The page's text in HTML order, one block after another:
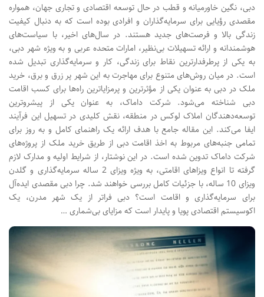
دبی، نگین خاورمیانه و قطب در حال توسعه اقتصادی و تجاری جهان، همواره
مقصدی رؤیایی برای سرمایه‌گذاران و افرادی بوده است که به دنبال کیفیت
زندگی بالا و فرصت‌های جدید هستند. در سال‌های اخیر، با سیاست‌های
هوشمندانه و ارائه تسهیلات بی‌نظیر، امارات متحده عربی و به ویژه شهر دبی،
به یکی از پرطرفدارترین نقاط برای زندگی، کار و سرمایه‌گذاری تبدیل شده
است. در میان روش‌های متنوع برای مهاجرت به این شهر پر زرق و برق، خرید
ملک در دبی به عنوان یکی از مؤثرترین و پرمزایاترین راه‌ها برای کسب اقامت
دبی شناخته می‌شود. شرکت داماک، به عنوان یکی از پیشروترین
توسعه‌دهندگان املاک لوکس در منطقه، نقش کلیدی در تسهیل این فرآیند
ایفا می‌کند. این مقاله جامع با هدف ارائه یک راهنمای کامل و به روز برای
تمامی جنبه‌های مربوط به اخذ اقامت دبی از طریق خرید ملک از پروژه‌های
شرکت داماک تدوین شده است. در این نوشتار، از شرایط اولیه و مدارک لازم
گرفته تا انواع ویزاهای اقامتی، به ویژه ویزای 2 ساله سرمایه‌گذاری و گلدن
ویزای 10 ساله، با جزئیات کامل بررسی خواهند شد. چرا دبی مقصدی ایده‌آل
برای سرمایه‌گذاری و اقامت است؟ دبی فراتر از یک شهر مدرن، یک
اکوسیستم اقتصادی پویا و پایدار است که مزایای بی‌شماری …